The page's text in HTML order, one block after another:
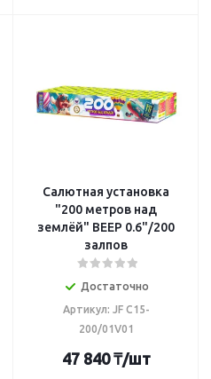
Салютная установка
"200 метров над
землёй" ВЕЕР 0.6"/200
залпов
Достаточно
Артикул: JF C15-
200/01V01
47 840₸/шт